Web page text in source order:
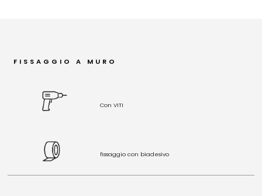
FISSAGGIO A MURO
Con VITI
fissaggio con biadesivo